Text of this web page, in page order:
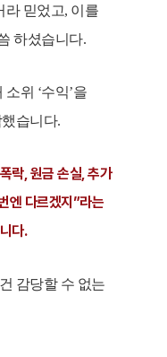
라 믿었고, 이를
하셨습니다.
위 ‘수익’을
습니다.
락, 원금 손실, 추가
엔 다르겠지”라는
다.
감당할 수 없는